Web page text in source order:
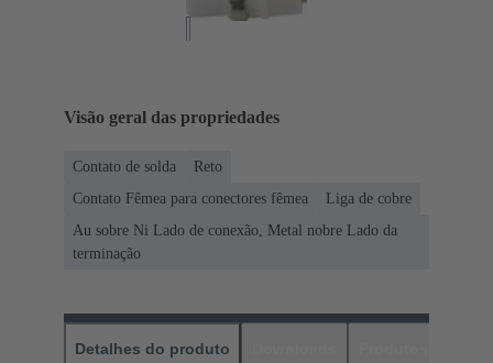
Visão geral das propriedades
Contato de solda
Reto
Contato Fêmea para conectores fêmea
Liga de cobre
Au sobre Ni Lado de conexão, Metal nobre Lado da
terminação
Detalhes do produto